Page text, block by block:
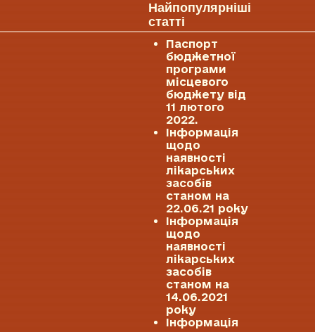
Найпопулярніші
статті
Паспорт
бюджетної
програми
місцевого
бюджету від
11 лютого
2022.
Інформація
щодо
наявності
лікарських
засобів
станом на
22.06.21 року
Інформація
щодо
наявності
лікарських
засобів
станом на
14.06.2021
року
Інформація